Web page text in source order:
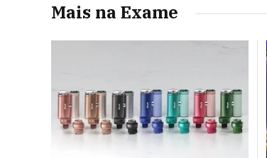
Mais na Exame